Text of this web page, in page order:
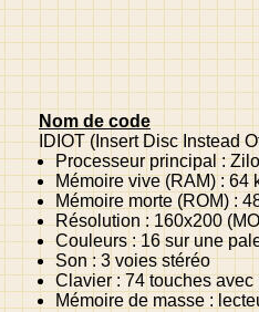
Nom de code
IDIOT(Insert Disc Instead
Processeur principal :
Mémoire vive (RAM) : 64
Mémoire morte (ROM) :
Résolution : 160x200
Couleurs : 16 sur une
Son : 3 voies stéréo
Clavier : 74 touches
Mémoire de masse :